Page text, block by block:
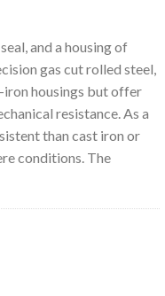
and a housing of
gas cut rolled steel,
iron housings but offer
resistance. As a
than cast iron or
conditions. The